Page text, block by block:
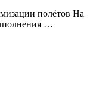
полётов На
…